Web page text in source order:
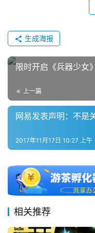
生成海报
限时开启《兵器少女
上一篇
网易发表声明：不是
2017年11月17日 10:27 上午
相关推荐